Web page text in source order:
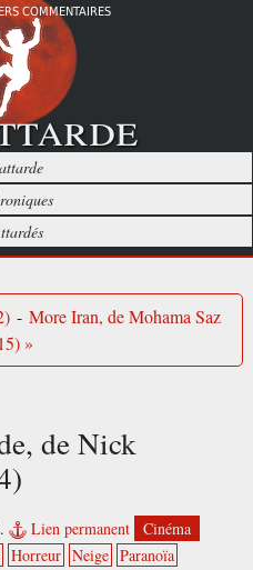
COMMENTAIRES
- More Iran, de Mohama Saz
»
de Nick
Lien permanent
Cinéma
Horreur Neige Paranoïa